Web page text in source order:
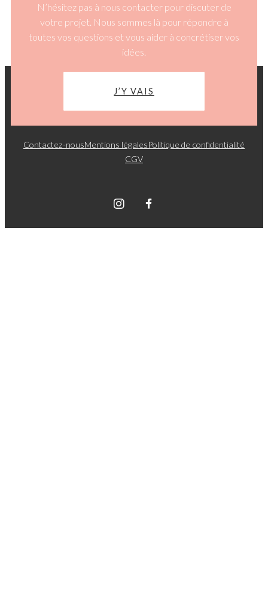
N’hésitez pas à nous contacter pour discuter de
votre projet. Nous sommes là pour répondre à
toutes vos questions et vous aider à concrétiser vos
idées.
J’Y VAIS
Contactez-nousMentions légalesPolitique de confidentialité
CGV